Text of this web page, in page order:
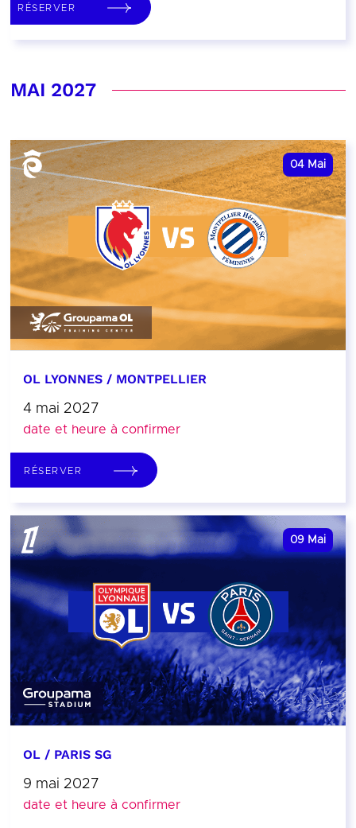
RÉSERVER
MAI 2027
04 Mai
OL LYONNES / MONTPELLIER
4 mai 2027
date et heure à confirmer
RÉSERVER
09 Mai
OL / PARIS SG
9 mai 2027
date et heure à confirmer